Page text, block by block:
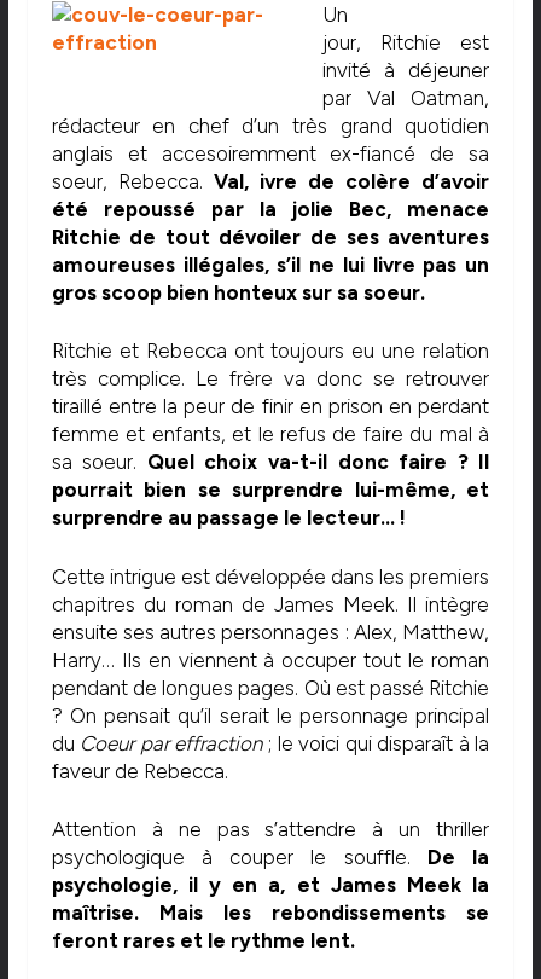
Un
jour, Ritchie est
invité à déjeuner
par Val Oatman,
rédacteur en chef d’un très grand quotidien
anglais et accesoiremment ex-fiancé de sa
soeur, Rebecca. Val, ivre de colère d’avoir
été repoussé par la jolie Bec, menace
Ritchie de tout dévoiler de ses aventures
amoureuses illégales, s’il ne lui livre pas un
gros scoop bien honteux sur sa soeur.
Ritchie et Rebecca ont toujours eu une relation
très complice. Le frère va donc se retrouver
tiraillé entre la peur de finir en prison en perdant
femme et enfants, et le refus de faire du mal à
sa soeur. Quel choix va-t-il donc faire ? Il
pourrait bien se surprendre lui-même, et
surprendre au passage le lecteur… !
Cette intrigue est développée dans les premiers
chapitres du roman de James Meek. Il intègre
ensuite ses autres personnages : Alex, Matthew,
Harry… Ils en viennent à occuper tout le roman
pendant de longues pages. Où est passé Ritchie
? On pensait qu’il serait le personnage principal
du Coeur par effraction; le voici qui disparaît à la
faveur de Rebecca.
Attention à ne pas s’attendre à un thriller
psychologique à couper le souffle. De la
psychologie, il y en a, et James Meek la
maîtrise. Mais les rebondissements se
feront rares et le rythme lent.